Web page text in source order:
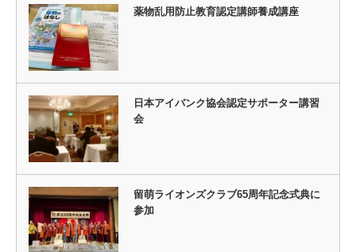
薬物乱用防止教育認定講師養成講座
日本アイバンク協会認定サポーター講習
会
留萌ライオンズクラブ65周年記念式典に
参加